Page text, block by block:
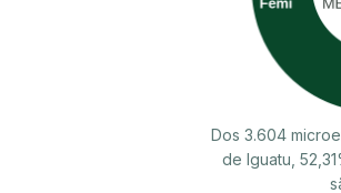
Dos 3.604
de Iguatu,